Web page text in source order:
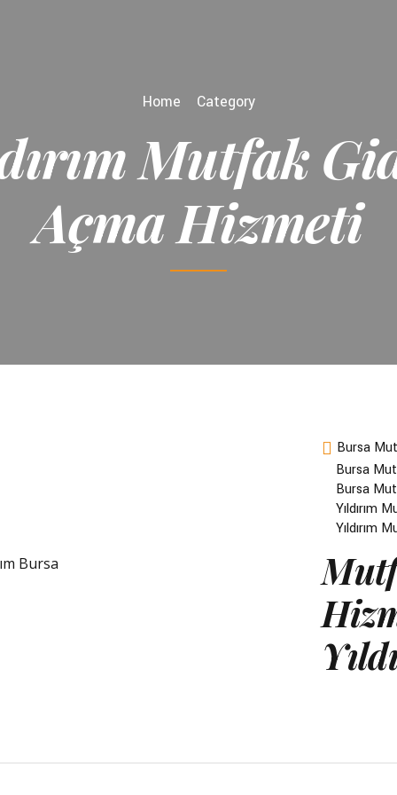
Home Category
Mutfak
Açma Hizmeti
Bursa
Bursa
Bursa
Yıldırım
Yıldırım